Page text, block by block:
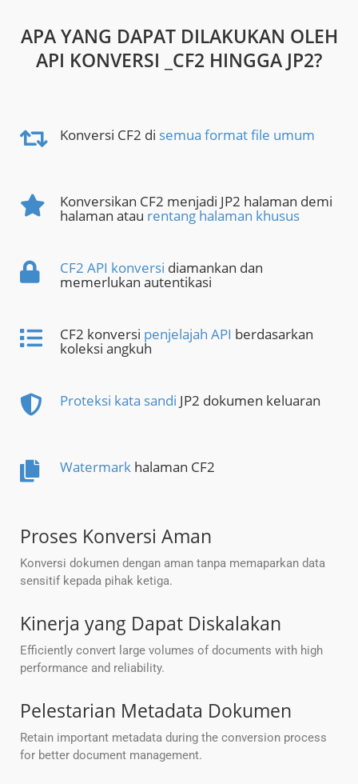
APA YANG DAPAT DILAKUKAN OLEH
API KONVERSI _CF2 HINGGA JP2?
Konversi CF2 di semua format file umum
Konversikan CF2 menjadi JP2 halaman demi
halaman atau rentang halaman khusus
CF2 API konversi diamankan dan
memerlukan autentikasi
CF2 konversi penjelajah API berdasarkan
koleksi angkuh
Proteksi kata sandi JP2 dokumen keluaran
Watermark halaman CF2
Proses Konversi Aman
Konversi dokumen dengan aman tanpa memaparkan data
sensitif kepada pihak ketiga.
Kinerja yang Dapat Diskalakan
Efficiently convert large volumes of documents with high
performance and reliability.
Pelestarian Metadata Dokumen
Retain important metadata during the conversion process
for better document management.